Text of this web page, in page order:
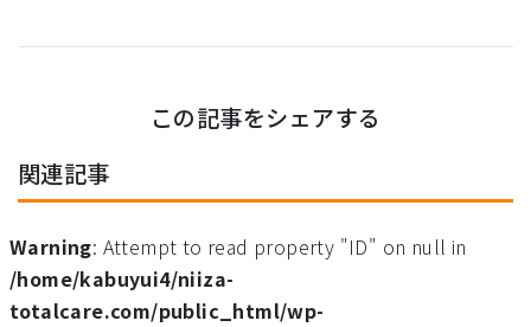
この記事をシェアする
関連記事
Warning: Attempt to read property "ID" on null in
/home/kabuyui4/niiza-
totalcare.com/public_html/wp-